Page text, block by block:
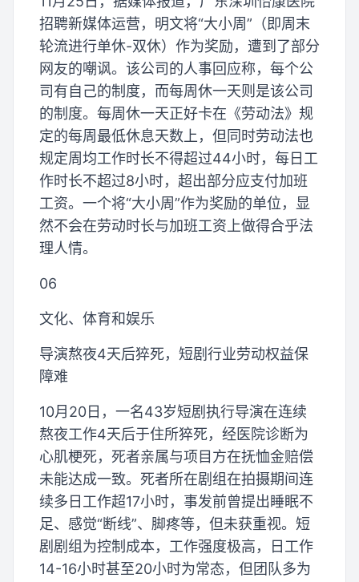
招聘新媒体运营，明文将“大小周”（即周末
轮流进行单休-双休）作为奖励，遭到了部分
网友的嘲讽。该公司的人事回应称，每个公
司有自己的制度，而每周休一天则是该公司
的制度。每周休一天正好卡在《劳动法》规
定的每周最低休息天数上，但同时劳动法也
规定周均工作时长不得超过44小时，每日工
作时长不超过8小时，超出部分应支付加班
工资。一个将“大小周”作为奖励的单位，显
然不会在劳动时长与加班工资上做得合乎法
理人情。
06
文化、体育和娱乐
导演熬夜4天后猝死，短剧行业劳动权益保
障难
10月20日，一名43岁短剧执行导演在连续
熬夜工作4天后于住所猝死，经医院诊断为
心肌梗死，死者亲属与项目方在抚恤金赔偿
未能达成一致。死者所在剧组在拍摄期间连
续多日工作超17小时，事发前曾提出睡眠不
足、感觉“断线”、脚疼等，但未获重视。短
剧剧组为控制成本，工作强度极高，日工作
14-16小时甚至20小时为常态，但团队多为